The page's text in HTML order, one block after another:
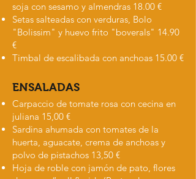
soja con sesamo y almendras 18.00 €
Setas salteadas con verduras, Bolo
"Bolissim" y huevo frito "boverals" 14.90
€
Timbal de escalibada con anchoas 15.00 €
ENSALADAS
Carpaccio de tomate rosa con cecina en
juliana 15,00 €
Sardina ahumada con tomates de la
huerta, aguacate, crema de anchoas y
polvo de pistachos 13,50 €
Hoja de roble con jamón de pato, flores